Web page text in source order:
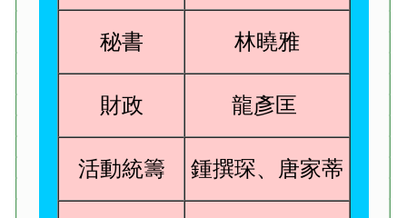
秘書 林曉雅
財政 龍彥匡
活動統籌 鍾撰琛、唐家蒂